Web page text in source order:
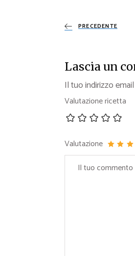
PRECEDENTE
Lascia un
Il tuo indirizzo
Valutazione ricetta
Valutazione